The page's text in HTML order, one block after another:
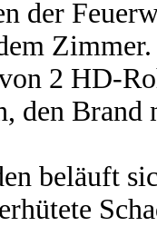
der
Zimmer.
2 HD-
den Brand
beläuft